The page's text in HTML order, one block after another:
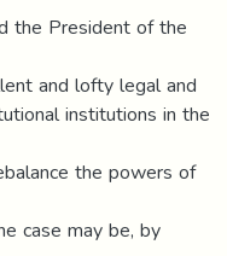
the President of the
and lofty legal and
institutions in the
the powers of
case may be, by